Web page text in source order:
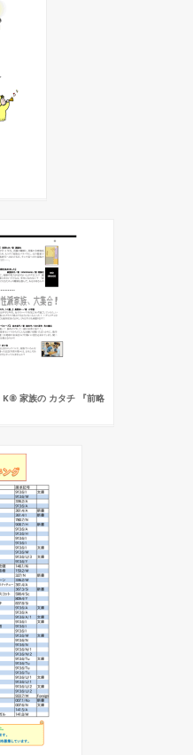
家族の カタチ 『前略